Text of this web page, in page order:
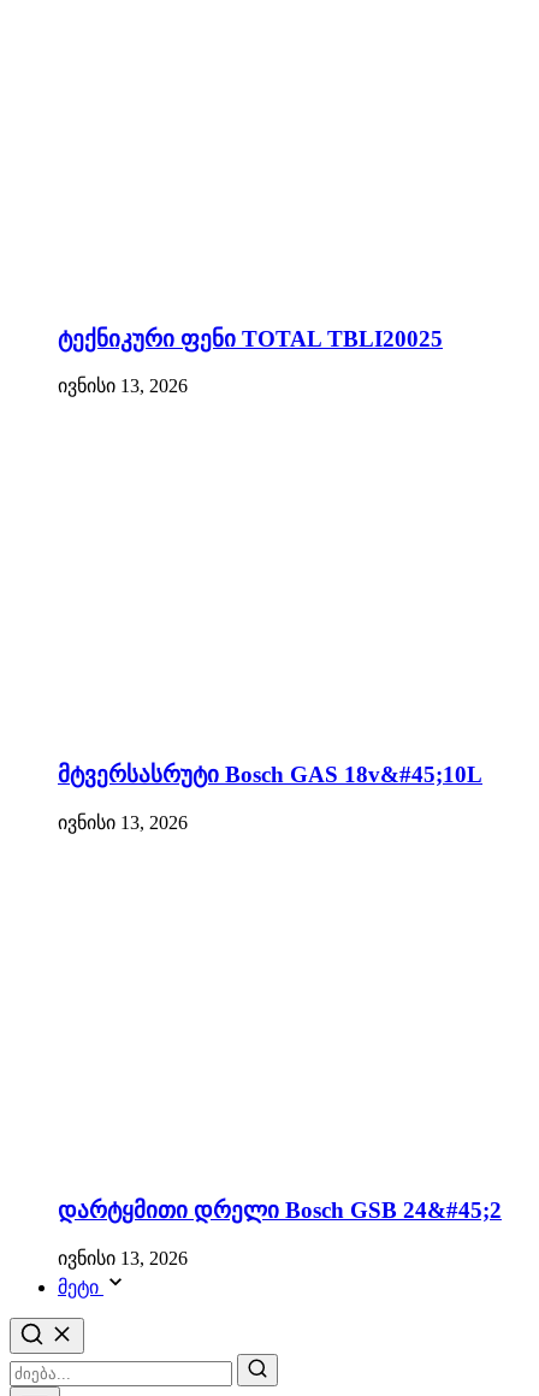
ტექნიკური ფენი TOTAL TBLI20025
ივნისი 13, 2026
მტვერსასრუტი Bosch GAS 18v&#45;10L
ივნისი 13, 2026
დარტყმითი დრელი Bosch GSB 24&#45;2
ივნისი 13, 2026
მეტი